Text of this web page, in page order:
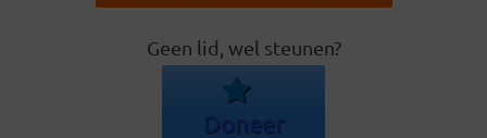
Geen lid, wel steunen?
Doneer